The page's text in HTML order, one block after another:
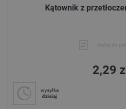
Kątownik z
dodaj do
2,29
wysyłka
dzisiaj